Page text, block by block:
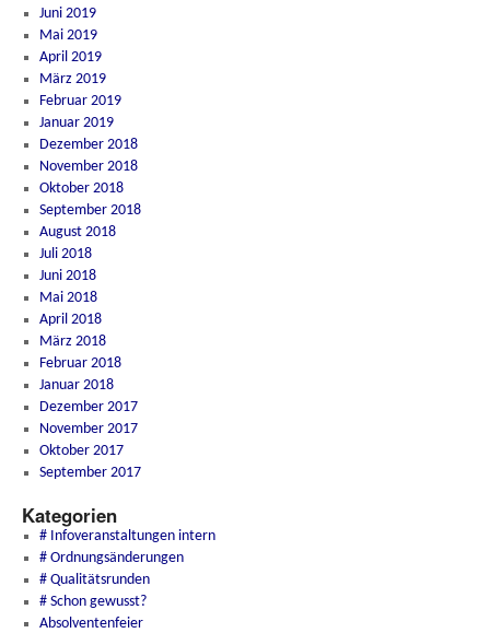
Juni 2019
Mai 2019
April 2019
März 2019
Februar 2019
Januar 2019
Dezember 2018
November 2018
Oktober 2018
September 2018
August 2018
Juli 2018
Juni 2018
Mai 2018
April 2018
März 2018
Februar 2018
Januar 2018
Dezember 2017
November 2017
Oktober 2017
September 2017
Kategorien
# Infoveranstaltungen intern
# Ordnungsänderungen
# Qualitätsrunden
# Schon gewusst?
Absolventenfeier